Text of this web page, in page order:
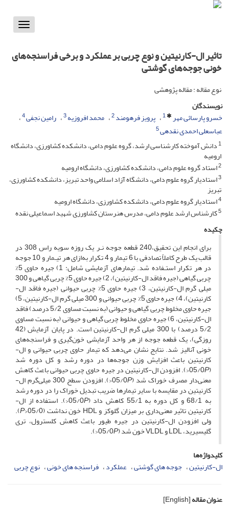
Toggle
تاثیر ال-کارنیتین و نوع چربی بر عملکرد و برخی فراسنجه‌های
خونی جوجه‌های گوشتی
نوع مقاله : مقاله پژوهشی
نویسندگان
خسرو پارسائی مهر
1 پرویز فرهومند2 محمد افروزیه3 رامین نجفی4
عباسعلی احمدی نقدهی5
1دانش آموخته کارشناسی ارشد، گروه علوم دامی، دانشکده کشاورزی، دانشگاه
ارومیه
2استاد گروه علوم دامی، دانشکده کشاورزی، دانشگاه ارومیه
3استادیار گروه علوم دامی، دانشگاه آزاد اسلامی واحد تبریز، دانشکده کشاورزی،
تبریز
4استادیار گروه علوم دامی، دانشکده کشاورزی، دانشگاه ارومیه
5کارشناس ارشد علوم دامی، مدرس هنرستان کشاورزی شهید اسماعیلی نقده
چکیده
برای انجام این تحقیق،240 قطعه جوجه نـر یک روزه سویه راس 308 در
قالب یک طرح کاملاً تصادفی با 6 تیمار و 4 تکرار به‌ازای هر تیـمار و 10 جوجه
در هر تکرار استـفاده شد. تیمارهای آزمایشی شامل: 1) جیره حاوی 5%
چربی گیاهی (جیره فاقد ال-کارنیتین)، 2) جیره حاوی 5% چربی گیاهی و 300
میلی گرم ال-کارنیتین، 3) جیره حاوی 5% چربی حیوانی (جیره فاقد ال-
کارنیتین)، 4) جیره حاوی 5% چربی حیوانی و 300 میلی گرم ال-کارنیتین، 5)
جیره حاوی مخلوط چربی گیاهی و حیوانی (به نسبت مساوی 5/2 درصد) فاقد
ال-کارنیتین، 6) جیره حاوی مخلوط چربی گیاهی و حیوانی (به نسبت مساوی
5/2 درصد) با 300 میلی گرم ال-کارنیتین است. در پایان آزمایش (42
روزگی)، یک قطعه جوجه از هر واحد آزمایشی خون‌گیری و فراسنجه‌های
خونی آنالیز شد. نتایج نشان می‌دهد که تیمار حاوی چربی حیوانی و ال-
کارنیتین باعث افزایش وزن جوجه‌ها در دوره رشد و کل دوره شد
(05/0
P <). افزودن ال-کارنیتین در جیره حاوی چربی حیوانی باعث کاهش
معنی‌دار مصرف خوراک شد (05/0P <). افزودن سطح 300 میلی‌گرم ال-
کارنیتین در مقایسه با سایر تیمارها ضریب تبدیل خوراک را در دوره رشد
به 68/1 و کل دوره به 55/1 کاهش داد (05/0 P <). استفاده از ال-
کارنیتین تاثیر معنی‌داری بر میزان گلوکز و HDL خون نداشت (05/0< P
).
ولی افزودن ال-کارنیتین در جیره طیور باعث کاهش کلسترول، تری
گلیسیرید، LDL و VLDL خون شد (05/0 P
<).
کلیدواژه‌ها
ال-کارنیتین جوجه های گوشتی عملکرد فراسنجه های خونی نوع چربی
عنوان مقاله[English]